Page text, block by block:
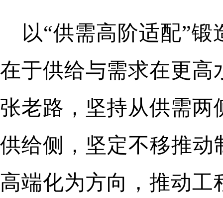
以“供需高阶适配”
在于供给与需求在更高
张老路，坚持从供需
供给侧，坚定不移推动
高端化为方向，推动